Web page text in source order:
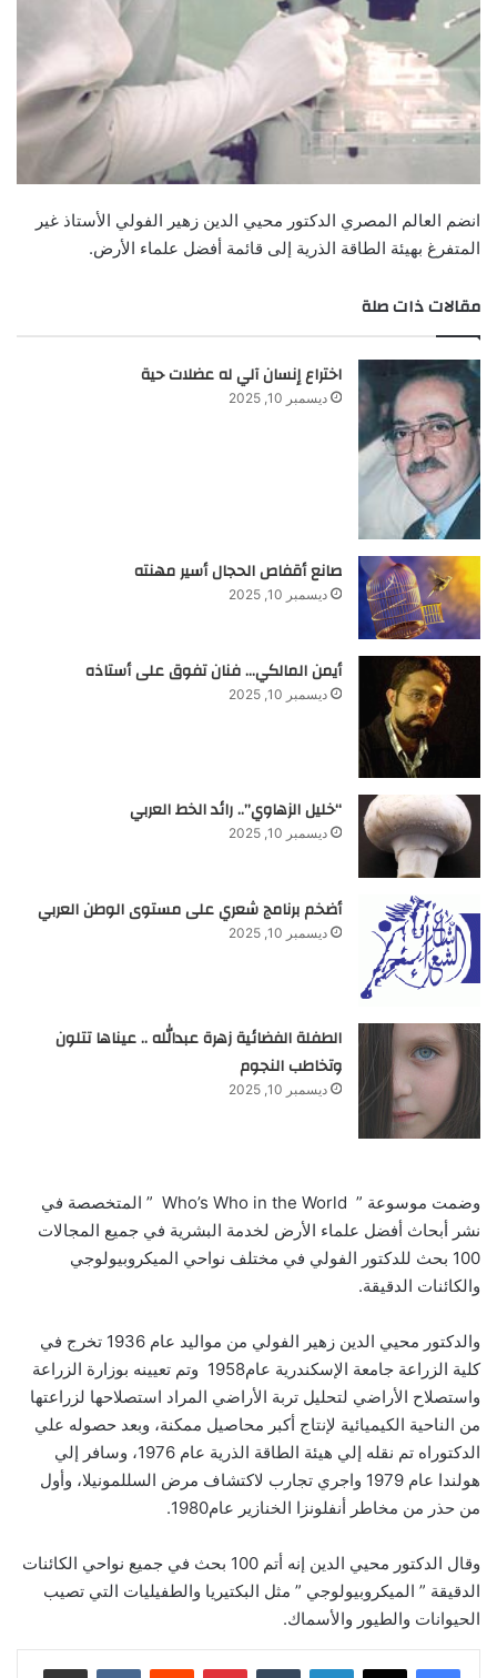
انضم العالم المصري الدكتور محيي الدين زهير الفولي الأستاذ غير
المتفرغ بهيئة الطاقة الذرية إلى قائمة أفضل علماء الأرض.
مقالات ذات صلة
اختراع إنسان آلي له عضلات حية
ديسمبر 10, 2025
صانع أقفاص الحجال أسير مهنته
ديسمبر 10, 2025
أيمن المالكي… فنان تفوق على أستاذه
ديسمبر 10, 2025
“خليل الزهاوي”.. رائد الخط العربي
ديسمبر 10, 2025
أضخم برنامج شعري على مستوى الوطن العربي
ديسمبر 10, 2025
الطفلة الفضائية زهرة عبدالله .. عيناها تتلون
وتخاطب النجوم
ديسمبر 10, 2025
وضمت موسوعة ” ‏ Who’s Who in the World ‏ ” المتخصصة في
نشر أبحاث أفضل علماء الأرض لخدمة البشرية في جميع المجالات‏
100 بحث للدكتور الفولي في مختلف نواحي الميكروبيولوجي
والكائنات الدقيقة.
والدكتور محيي الدين زهير الفولي من مواليد عام ‏1936‏ تخرج في
كلية الزراعة جامعة الإسكندرية عام‏1958 ‏ وتم تعيينه بوزارة الزراعة
واستصلاح الأراضي لتحليل تربة الأراضي المراد استصلاحها لزراعتها
من الناحية الكيميائية لإنتاج أكبر محاصيل ممكنة‏،‏ وبعد حصوله علي
الدكتوراه تم نقله إلي هيئة الطاقة الذرية عام ‏1976، وسافر إلي
هولندا عام ‏1979‏ واجري تجارب لاكتشاف مرض السللمونيلا‏، وأول
من حذر من مخاطر أنفلونزا الخنازير عام‏1980.‏
وقال الدكتور محيي الدين إنه أتم ‏100‏ بحث في جميع نواحي الكائنات
الدقيقة ” الميكروبيولوجي ” مثل البكتيريا والطفيليات التي تصيب
الحيوانات والطيور والأسماك‏.
لينكدإن بينتيريست